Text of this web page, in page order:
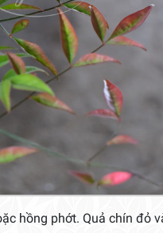
hồng phớt. Quả chín đỏ